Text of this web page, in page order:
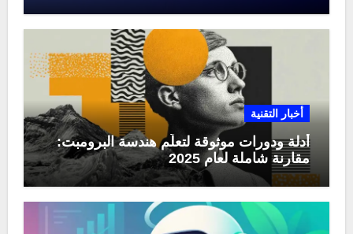
أخبار التقنية
أدلة ودورات موثوقة لتعلّم هندسة البرومبت:
مقارنة شاملة لعام 2025